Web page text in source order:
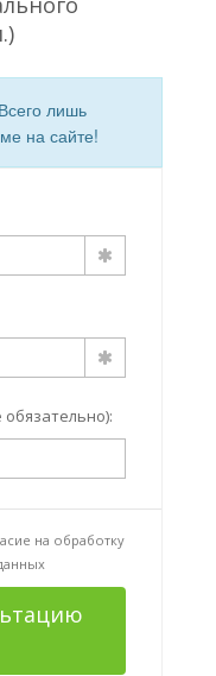
лишь
на сайте!
на обработку